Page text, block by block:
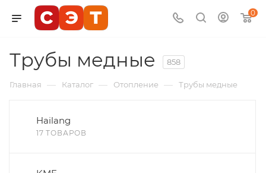
0
Трубы медные 858
Главная — Каталог — Отопление — Трубы медные
Hailang
17 ТОВАРОВ